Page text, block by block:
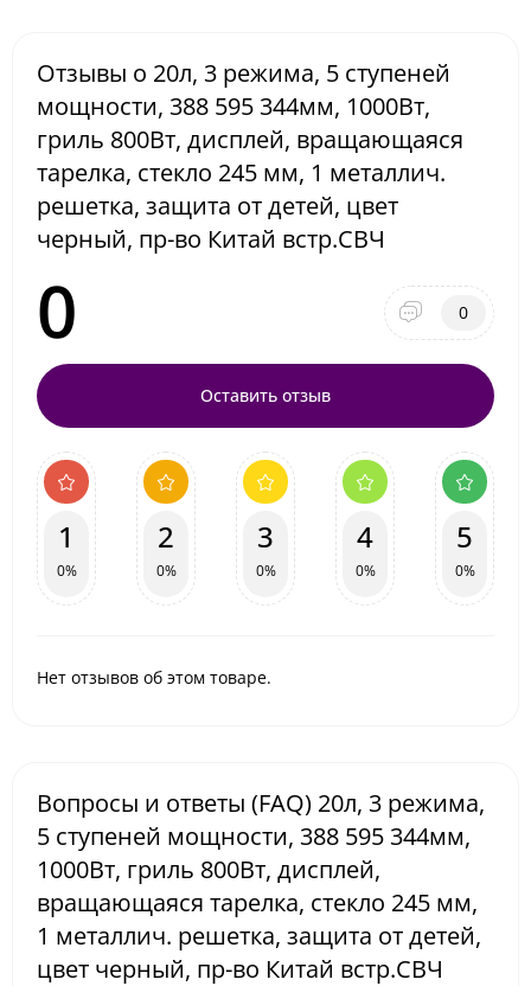
Отзывы о 20л, 3 режима, 5 ступеней
мощности, 388 595 344мм, 1000Вт,
гриль 800Вт, дисплей, вращающаяся
тарелка, стекло 245 мм, 1 металлич.
решетка, защита от детей, цвет
черный, пр-во Китай встр.СВЧ
0 0
Оставить отзыв
1
0%
2
0%
3
0%
4
0%
5
0%
Нет отзывов об этом товаре.
Вопросы и ответы (FAQ) 20л, 3 режима,
5 ступеней мощности, 388 595 344мм,
1000Вт, гриль 800Вт, дисплей,
вращающаяся тарелка, стекло 245 мм,
1 металлич. решетка, защита от детей,
цвет черный, пр-во Китай встр.СВЧ